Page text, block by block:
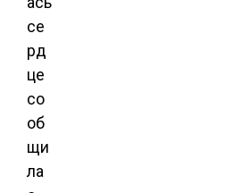
се
рд
це
со
об
щи
ла